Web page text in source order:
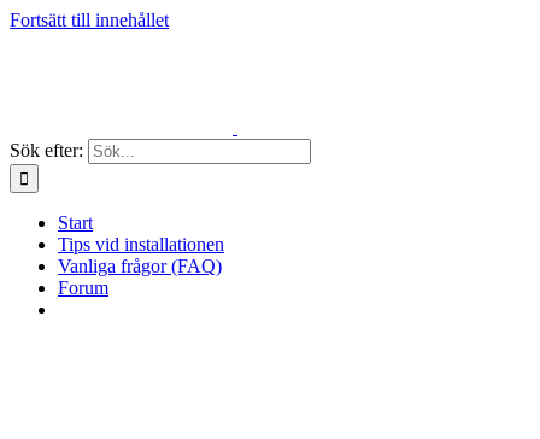
Fortsätt till innehållet
Sök efter:
Start
Tips vid installationen
Vanliga frågor (FAQ)
Forum